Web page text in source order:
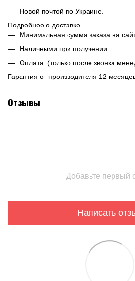
Новой почтой по Украине.
Подробнее о доставке
Минимальная сумма заказа на
Наличными при получении
Оплата (только после звонка
Гарантия от производителя 12
Отзывы
Добавьте первый
Написать